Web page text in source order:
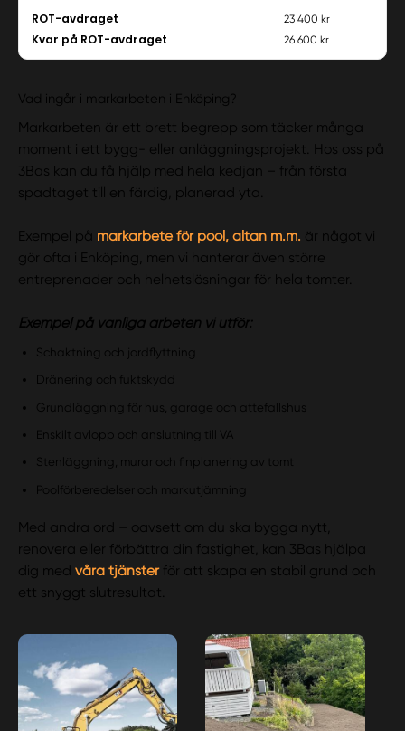
ROT-avdraget 23 400 kr
Kvar på ROT-avdraget 26 600 kr
Vad ingår i markarbeten i Enköping?
Markarbeten är ett brett begrepp som täcker många
moment i ett bygg- eller anläggningsprojekt. Hos oss på
3Bas kan du få hjälp med hela kedjan – från första
spadtaget till en färdig, planerad yta.
Exempel på markarbete för pool, altan m.m. är något vi
gör ofta i Enköping, men vi hanterar även större
entreprenader och helhetslösningar för hela tomter.
Exempel på vanliga arbeten vi utför:
Schaktning och jordflyttning
Dränering och fuktskydd
Grundläggning för hus, garage och attefallshus
Enskilt avlopp och anslutning till VA
Stenläggning, murar och finplanering av tomt
Poolförberedelser och markutjämning
Med andra ord – oavsett om du ska bygga nytt,
renovera eller förbättra din fastighet, kan 3Bas hjälpa
dig medvåra tjänsterför att skapa en stabil grund och
ett snyggt slutresultat.